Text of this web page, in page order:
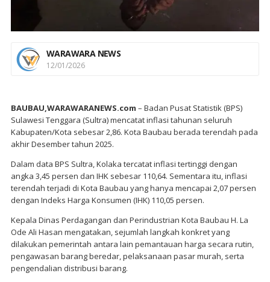
WARAWARA NEWS
12/01/2026
BAUBAU,WARAWARANEWS.com – Badan Pusat Statistik (BPS)
Sulawesi Tenggara (Sultra) mencatat inflasi tahunan seluruh
Kabupaten/Kota sebesar 2,86. Kota Baubau berada terendah pada
akhir Desember tahun 2025.
Dalam data BPS Sultra, Kolaka tercatat inflasi tertinggi dengan
angka 3,45 persen dan IHK sebesar 110,64. Sementara itu, inflasi
terendah terjadi di Kota Baubau yang hanya mencapai 2,07 persen
dengan Indeks Harga Konsumen (IHK) 110,05 persen.
Kepala Dinas Perdagangan dan Perindustrian Kota Baubau H. La
Ode Ali Hasan mengatakan, sejumlah langkah konkret yang
dilakukan pemerintah antara lain pemantauan harga secara rutin,
pengawasan barang beredar, pelaksanaan pasar murah, serta
pengendalian distribusi barang.